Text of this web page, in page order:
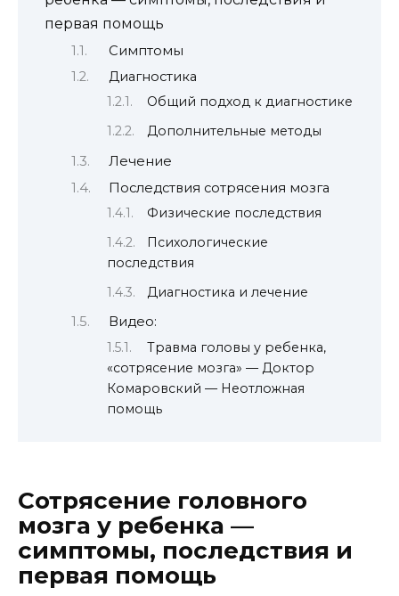
первая помощь
Симптомы
Диагностика
Общий подход к диагностике
Дополнительные методы
Лечение
Последствия сотрясения мозга
Физические последствия
Психологические
последствия
Диагностика и лечение
Видео:
Травма головы у ребенка,
«сотрясение мозга» — Доктор
Комаровский — Неотложная
помощь
Сотрясение головного
мозга у ребенка —
симптомы, последствия и
первая помощь